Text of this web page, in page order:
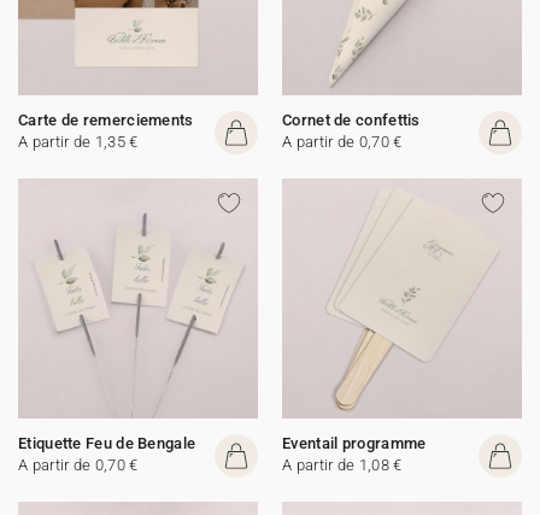
Carte de remerciements
A partir de 1,35 €
Cornet de confettis
A partir de 0,70 €
Etiquette Feu de Bengale
A partir de 0,70 €
Eventail programme
A partir de 1,08 €